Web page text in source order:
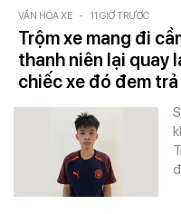
VĂN HÓA XE - 11 GIỜ TRƯỚC
Trộm xe mang đi
thanh niên lại quay
chiếc xe đó đem